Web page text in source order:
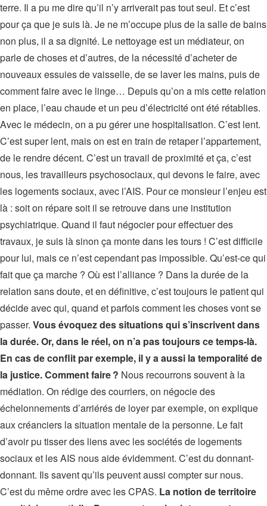
terre. Il a pu me dire qu’il n’y arriverait pas tout seul. Et c’est
pour ça que je suis là. Je ne m’occupe plus de la salle de bains
non plus, il a sa dignité. Le nettoyage est un médiateur, on
parle de choses et d’autres, de la nécessité d’acheter de
nouveaux essuies de vaisselle, de se laver les mains, puis de
comment faire avec le linge… Depuis qu’on a mis cette relation
en place, l’eau chaude et un peu d’électricité ont été rétablies.
Avec le médecin, on a pu gérer une hospitalisation. C’est lent.
C’est super lent, mais on est en train de retaper l’appartement,
de le rendre décent. C’est un travail de proximité et ça, c’est
nous, les travailleurs psychosociaux, qui devons le faire, avec
les logements sociaux, avec l’AIS. Pour ce monsieur l’enjeu est
là : soit on répare soit il se retrouve dans une institution
psychiatrique. Quand il faut négocier pour effectuer des
travaux, je suis là sinon ça monte dans les tours ! C’est difficile
pour lui, mais ce n’est cependant pas impossible. Qu’est-ce qui
fait que ça marche ? Où est l’alliance ? Dans la durée de la
relation sans doute, et en définitive, c’est toujours le patient qui
décide avec qui, quand et parfois comment les choses vont se
passer. Vous évoquez des situations qui s’inscrivent dans
la durée. Or, dans le réel, on n’a pas toujours ce temps-là.
En cas de conflit par exemple, il y a aussi la temporalité de
la justice. Comment faire ? Nous recourrons souvent à la
médiation. On rédige des courriers, on négocie des
échelonnements d’arriérés de loyer par exemple, on explique
aux créanciers la situation mentale de la personne. Le fait
d’avoir pu tisser des liens avec les sociétés de logements
sociaux et les AIS nous aide évidemment. C’est du donnant-
donnant. Ils savent qu’ils peuvent aussi compter sur nous.
C’est du même ordre avec les CPAS. La notion de territoire